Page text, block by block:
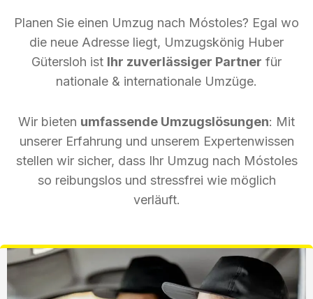
Planen Sie einen Umzug nach Móstoles? Egal wo
die neue Adresse liegt, Umzugskönig Huber
Gütersloh ist Ihr zuverlässiger Partner für
nationale & internationale Umzüge.
Wir bieten umfassende Umzugslösungen: Mit
unserer Erfahrung und unserem Expertenwissen
stellen wir sicher, dass Ihr Umzug nach Móstoles
so reibungslos und stressfrei wie möglich
verläuft.